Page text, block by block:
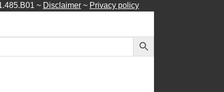
~ Disclaimer ~ Privacy policy